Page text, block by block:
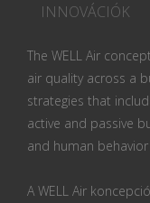
INNOVÁCIÓK
The WELL Air
air quality across a
strategies that
active and passive
and human
A WELL Air